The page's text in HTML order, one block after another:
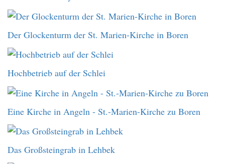
Der Glockenturm der St. Marien-Kirche in Boren
Hochbetrieb auf der Schlei
Eine Kirche in Angeln - St.-Marien-Kirche zu Boren
Das Großsteingrab in Lehbek